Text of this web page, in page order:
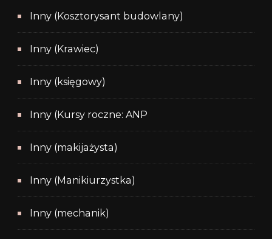
Inny (Kosztorysant budowlany)
Inny (Krawiec)
Inny (księgowy)
Inny (Kursy roczne: ANP
Inny (makijażysta)
Inny (Manikiurzystka)
Inny (mechanik)